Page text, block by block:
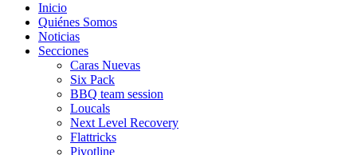
Inicio
Quiénes Somos
Noticias
Secciones
Caras Nuevas
Six Pack
BBQ team session
Loucals
Next Level Recovery
Flattricks
Pivotline